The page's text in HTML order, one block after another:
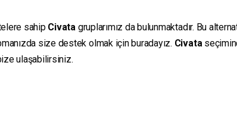
sahip Civata gruplarımız da bulunmaktadır. Bu
size destek olmak için buradayız. Civata
ulaşabilirsiniz.